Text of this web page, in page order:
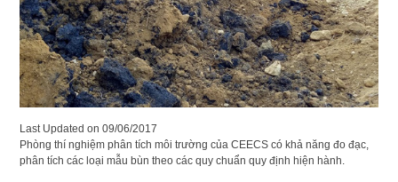
Last Updated on 09/06/2017
Phòng thí nghiệm phân tích môi trường của CEECS có khả năng đo đạc,
phân tích các loại mẫu bùn theo các quy chuẩn quy định hiện hành.